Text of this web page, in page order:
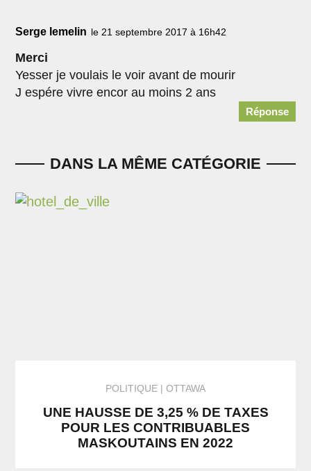
Serge lemelin le 21 septembre 2017 à 16h42
Merci
Yesser je voulais le voir avant de mourir
J espére vivre encor au moins 2 ans
Réponse
DANS LA MÊME CATÉGORIE
POLITIQUE OTTAWA
UNE HAUSSE DE 3,25 % DE TAXES
POUR LES CONTRIBUABLES
MASKOUTAINS EN 2022